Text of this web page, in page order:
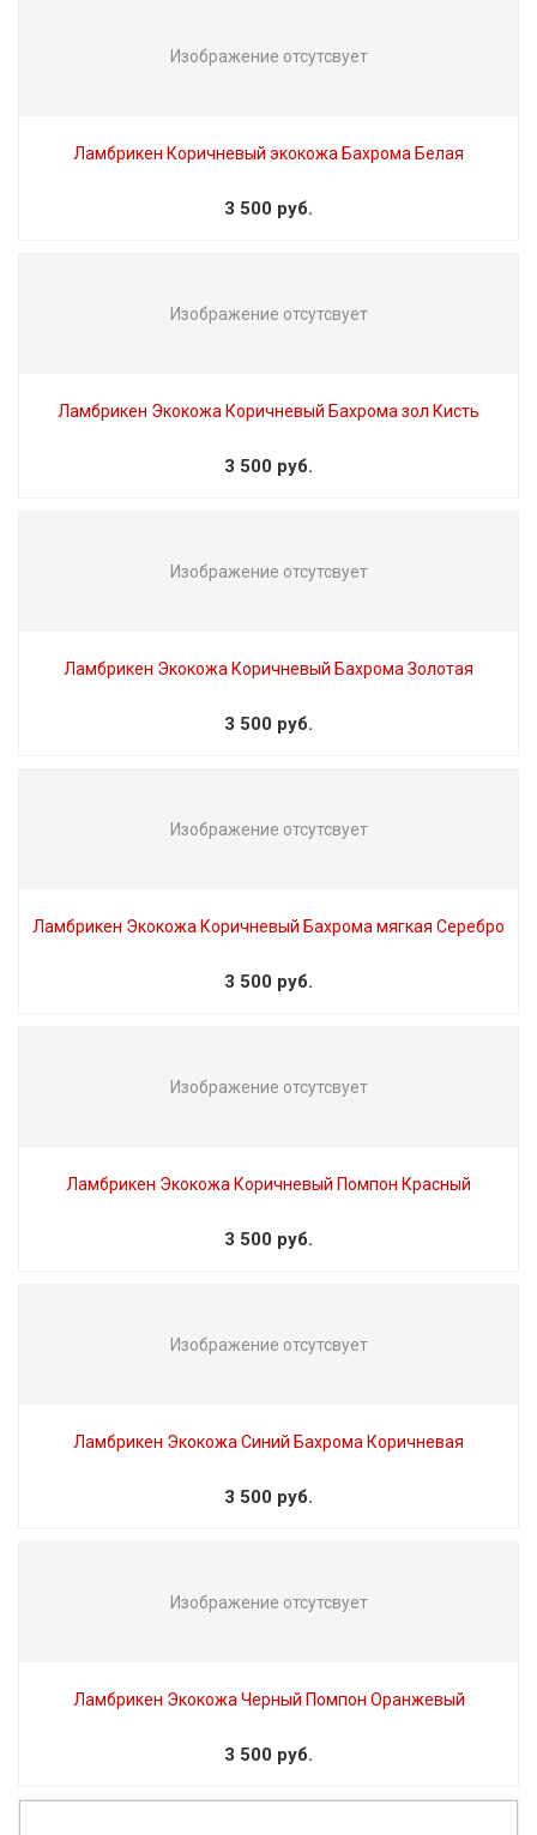
Изображение отсутсвует
Ламбрикен Коричневый экокожа Бахрома Белая
3 500 руб.
Изображение отсутсвует
Ламбрикен Экокожа Коричневый Бахрома зол Кисть
3 500 руб.
Изображение отсутсвует
Ламбрикен Экокожа Коричневый Бахрома Золотая
3 500 руб.
Изображение отсутсвует
Ламбрикен Экокожа Коричневый Бахрома мягкая Серебро
3 500 руб.
Изображение отсутсвует
Ламбрикен Экокожа Коричневый Помпон Красный
3 500 руб.
Изображение отсутсвует
Ламбрикен Экокожа Синий Бахрома Коричневая
3 500 руб.
Изображение отсутсвует
Ламбрикен Экокожа Черный Помпон Оранжевый
3 500 руб.